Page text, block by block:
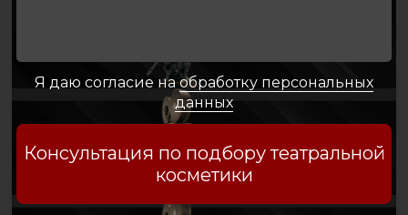
Я даю согласие наобработку персональных
данных
Консультация по подбору театральной
косметики